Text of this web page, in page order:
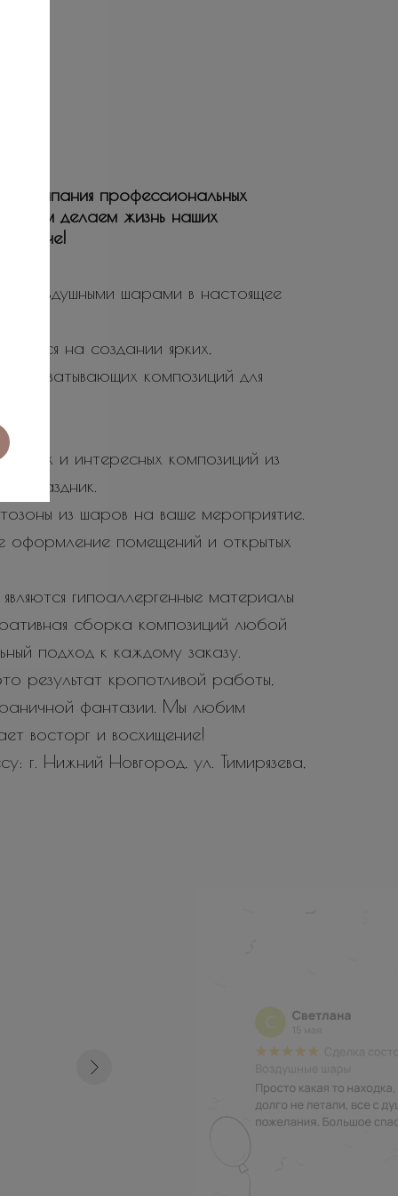
компания профессиональных
делаем жизнь наших
и ярче!
воздушными шарами в настоящее
на создании ярких,
захватывающих композиций для
и интересных композиций из
праздник.
из шаров на ваше мероприятие.
оформление помещений и открытых
гипоаллергенные материалы
сборка композиций любой
подход к каждому заказу.
результат кропотливой работы,
фантазии. Мы любим
восторг и восхищение!
г. Нижний Новгород, ул. Тимирязева,